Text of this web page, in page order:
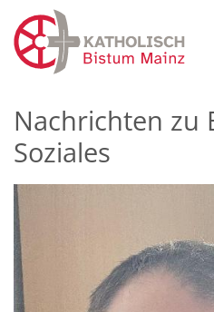
Zum Inhalt springen
Nachrichten zu
Soziales